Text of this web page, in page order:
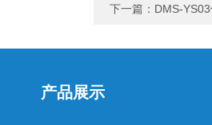
下一篇： DMS-
产品展示